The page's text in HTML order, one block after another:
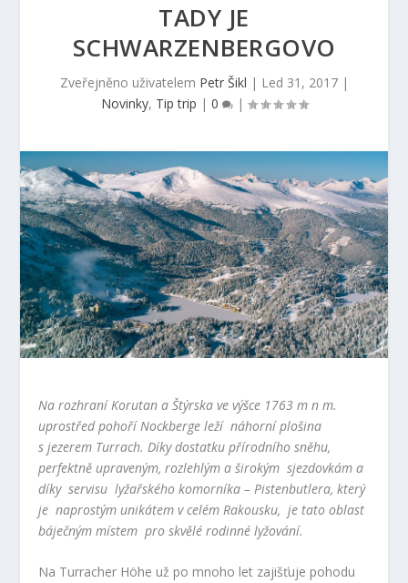
TADY JE
SCHWARZENBERGOVO
Zveřejněno uživatelem Petr Šikl | Led 31, 2017|
Novinky, Tip trip | 0 |
Na rozhraní Korutan a Štýrska ve výšce 1763 m n m.
uprostřed pohoří Nockberge leží náhorní plošina
s jezerem Turrach. Díky dostatku přírodního sněhu,
perfektně upraveným, rozlehlým a širokým sjezdovkám a
díky servisu lyžařského komorníka – Pistenbutlera, který
je naprostým unikátem v celém Rakousku, je tato oblast
báječným místem pro skvělé rodinné lyžování.
Na Turracher Höhe už po mnoho let zajišťuje pohodu